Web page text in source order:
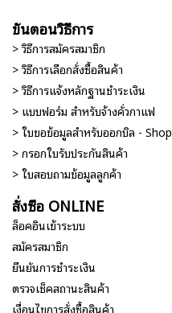
ขั้นตอนวิธีการ
> วิธีการสมัครสมาชิก
> วิธีการเลือกสั่งซื้อสินค้า
> วิธีการแจ้งหลักฐานชำระเงิน
> แบบฟอร์ม สำหรับจ้างคั่วกาแฟ
> ใบขอข้อมูลสำหรับออกบิล - Shop
> กรอกใบรับประกันสินค้า
> ใบสอบถามข้อมูลลูกค้า
สั่งซื้อ ONLINE
ล็อคอินเข้าระบบ
สมัครสมาชิก
ยืนยันการชำระเงิน
ตรวจเช็คสถานะสินค้า
เงื่อนไขการสั่งซื้อสินค้า